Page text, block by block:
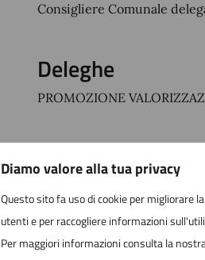
Diamo valore alla tua privacy
Questo sito fa uso di cookie per migliorare
utenti e per raccogliere informazioni
Per maggiori informazioni consulta la
Consigliere Comunale
Deleghe
PROMOZIONE
Contatti
Ufficio
T +39 0322